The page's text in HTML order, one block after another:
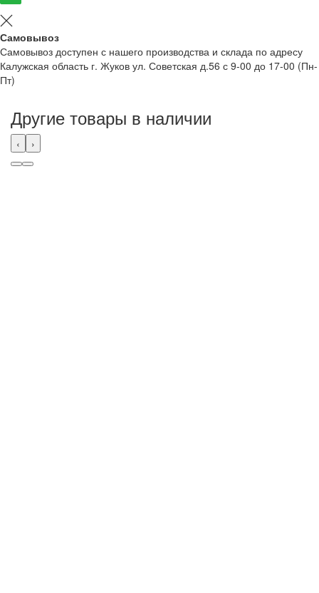
Самовывоз
Самовывоз доступен с нашего производства и склада по адресу
Калужская область г. Жуков ул. Советская д.56 с 9-00 до 17-00 (Пн-
Пт)
Другие товары в наличии
‹ ›